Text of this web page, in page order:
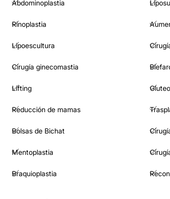
Abdominoplastia
Rinoplastia
Lipoescultura
Cirugía ginecomastia
Lifting
Reducción de mamas
Bolsas de Bichat
Mentoplastia
Braquioplastia